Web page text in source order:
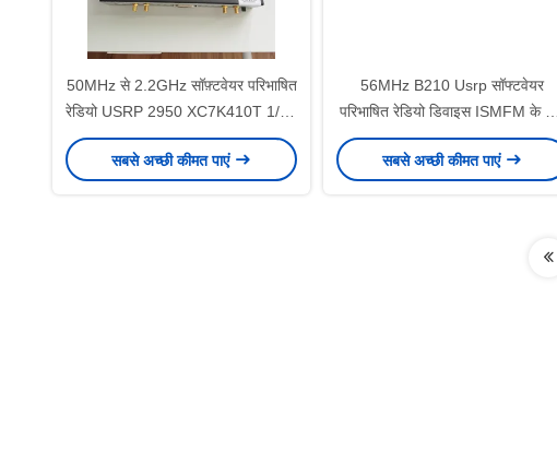
50MHz से 2.2GHz सॉफ़्टवेयर परिभाषित
रेडियो USRP 2950 XC7K410T 1/10
गीगाबिट पोर्ट
सबसे अच्छी कीमत पाएं
56MHz B210 Usrp सॉफ्टवेयर
परिभाषित रेडियो डिवाइस ISMFM के लिए
वास्तविक समय
सबसे अच्छी कीमत पाएं